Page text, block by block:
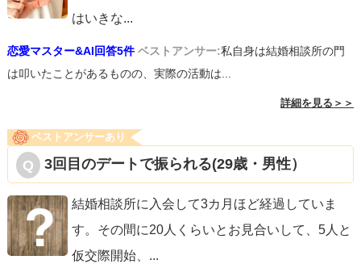
はいきな...
恋愛マスター&AI回答5件 ベストアンサー:私自身は結婚相談所の門
は叩いたことがあるものの、実際の活動は...
詳細を見る＞＞
ベストアンサーあり
3回目のデートで振られる(29歳・男性）
結婚相談所に入会して3カ月ほど経過していま
す。その間に20人くらいとお見合いして、5人と
仮交際開始、 ...